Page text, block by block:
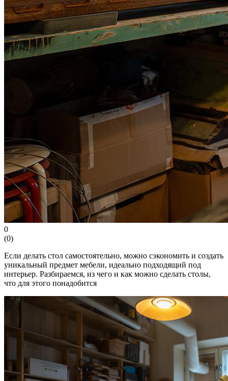
0
(0)
Если делать стол самостоятельно, можно сэкономить и создать
уникальный предмет мебели, идеально подходящий под
интерьер. Разбираемся, из чего и как можно сделать столы,
что для этого понадобится